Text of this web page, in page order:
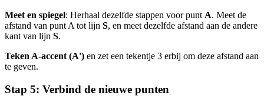
Meet en spiegel: Herhaal dezelfde stappen voor punt A. Meet de
afstand van punt A tot lijn S, en meet dezelfde afstand aan de andere
kant van lijn S.
Teken A-accent (A') en zet een tekentje 3 erbij om deze afstand aan
te geven.
Stap 5: Verbind de nieuwe punten